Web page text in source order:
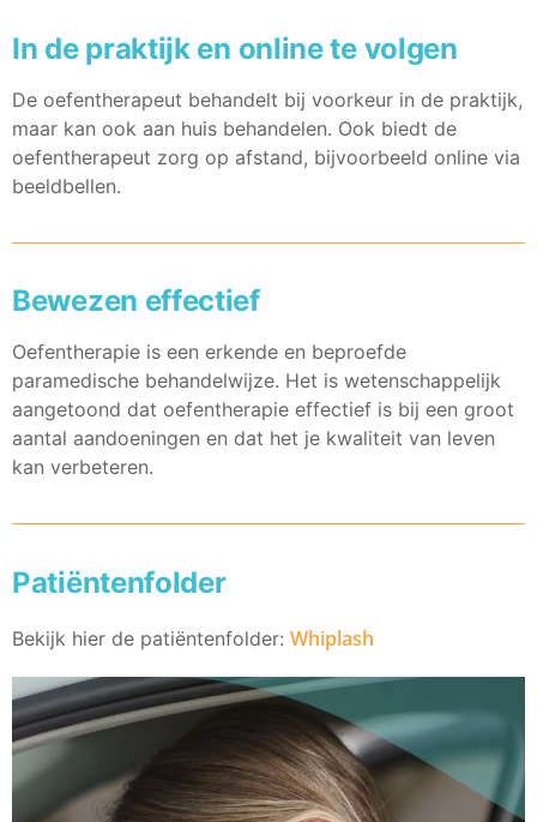
In de praktijk en online te volgen
De oefentherapeut behandelt bij voorkeur in de praktijk,
maar kan ook aan huis behandelen. Ook biedt de
oefentherapeut zorg op afstand, bijvoorbeeld online via
beeldbellen.
Bewezen effectief
Oefentherapie is een erkende en beproefde
paramedische behandelwijze. Het is wetenschappelijk
aangetoond dat oefentherapie effectief is bij een groot
aantal aandoeningen en dat het je kwaliteit van leven
kan verbeteren.
Patiëntenfolder
Bekijk hier de patiëntenfolder: Whiplash